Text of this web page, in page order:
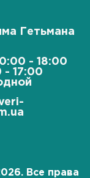
Гетьмана
- 18:00
- 17:00
Все права